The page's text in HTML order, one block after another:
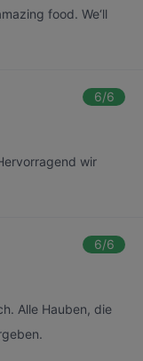
food. We‘ll
6/6
wir
6/6
Alle Hauben, die